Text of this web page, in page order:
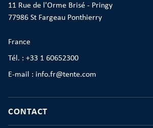
11 Rue de l'Orme Brisé - Pringy
77986 St Fargeau Ponthierry
France
Tél. : +33 1 60652300
E-mail : info.fr@tente.com
CONTACT